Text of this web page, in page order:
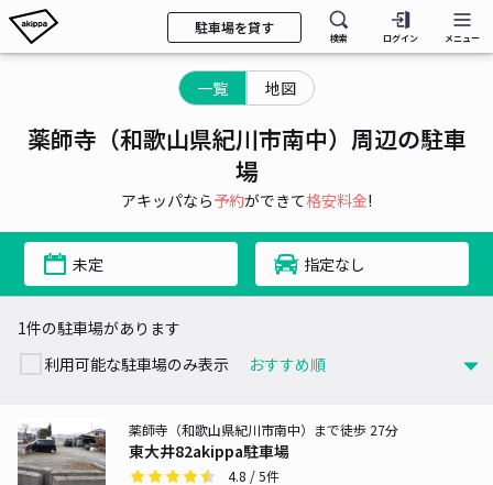
駐車場を貸す
検索 ログイン メニュー
一覧 地図
薬師寺（和歌山県紀川市南中）周辺の駐車
場
アキッパなら予約ができて格安料金!
未定 指定なし
1件の駐車場があります
利用可能な駐車場のみ表示
東大井82akippa駐車場
薬師寺（和歌山県紀川市南中）まで徒歩 27分
4.8 / 5件